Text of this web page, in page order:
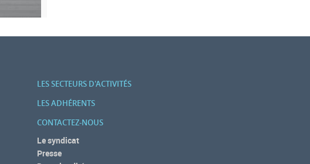
LES SECTEURS D'ACTIVITÉS
LES ADHÉRENTS
CONTACTEZ-NOUS
Le syndicat
Presse